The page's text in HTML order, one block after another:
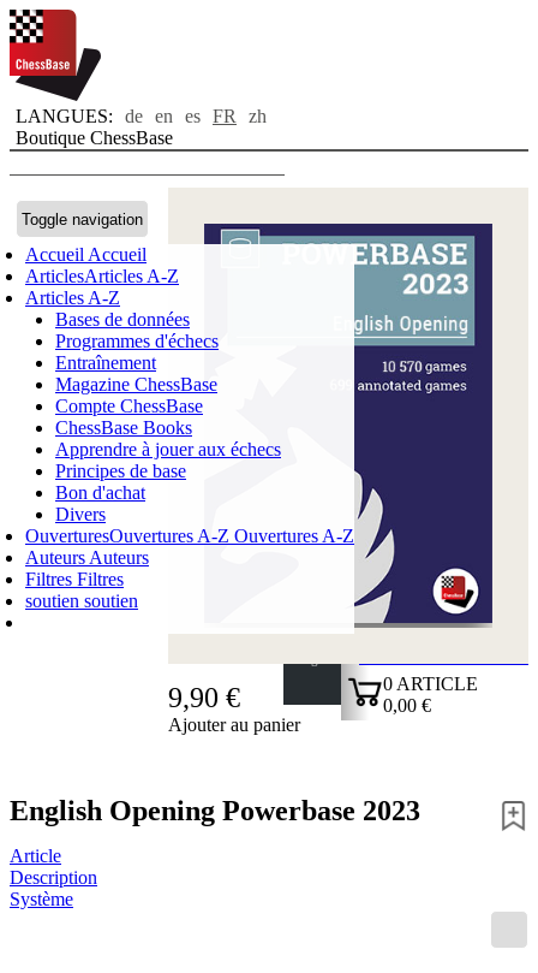
LANGUES: de en es FR
zh
Boutique ChessBase
Toggle navigation
Accueil Accueil
ArticlesArticles A-Z
Articles A-Z
Bases de données
Programmes d'échecs
Entraînement
Magazine ChessBase
Compte ChessBase
ChessBase Books
Apprendre à jouer aux échecs
Principes de base
Bon d'achat
Divers
OuverturesOuvertures A-Z Ouvertures A-Z
Auteurs Auteurs
Filtres Filtres
soutien soutien
0 ARTICLE
0,00 €
9,90 €
Ajouter au panier
English Opening Powerbase 2023
Article
Description
Système